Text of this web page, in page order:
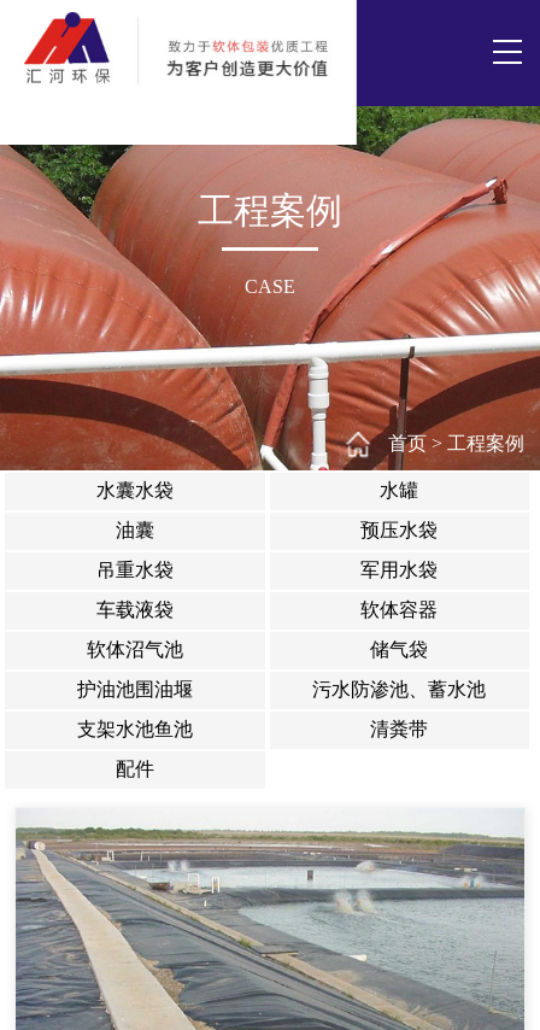
首页> 工程案例
工程案例
CASE
水囊水袋
水罐
油囊
预压水袋
吊重水袋
军用水袋
车载液袋
软体容器
软体沼气池
储气袋
护油池围油堰
污水防渗池、蓄水池
支架水池鱼池
清粪带
配件